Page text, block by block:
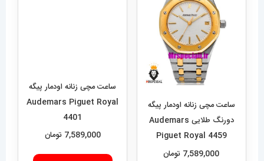
ممکن
است
در
صفحه
محصول
ساعت مچی زنانه اودمار پیگه
دورنگ طلایی Audemars
Piguet Royal 4459
7,589,000 تومان
4401
7,589,000
افزودن به سبد خرید